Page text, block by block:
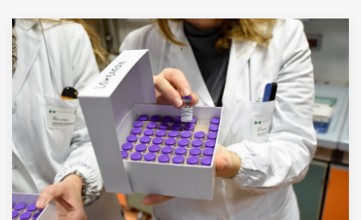
Inviateci le vostre segnalazioni
Iscriviti alla newsletter
www.viveremilano.info
Fondato e diretto da Enzo De
Bernardis
EDB edizioni - Via Brivio angolo C.